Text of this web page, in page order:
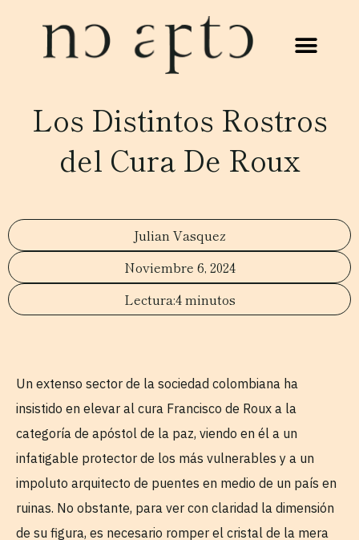
Los Distintos Rostros
del Cura De Roux
Julian Vasquez
Noviembre 6, 2024
4 minutos
Un extenso sector de la sociedad colombiana ha
insistido en elevar al cura Francisco de Roux a la
categoría de apóstol de la paz, viendo en él a un
infatigable protector de los más vulnerables y a un
impoluto arquitecto de puentes en medio de un país en
ruinas. No obstante, para ver con claridad la dimensión
de su figura, es necesario romper el cristal de la mera